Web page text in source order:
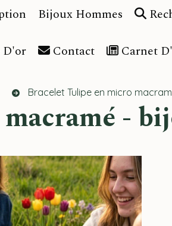
Bijoux Hommes
Contact Carnet
Bracelet Tulipe en micro
-